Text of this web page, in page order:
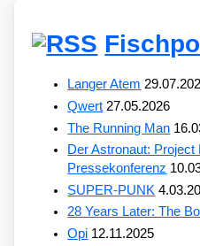
Langer Atem
Qwert 27.05.2026
The Running Man
Der Astronaut:
Pressekonferenz
SUPER-PUNK
28 Years Later: The
Opi 12.11.2025